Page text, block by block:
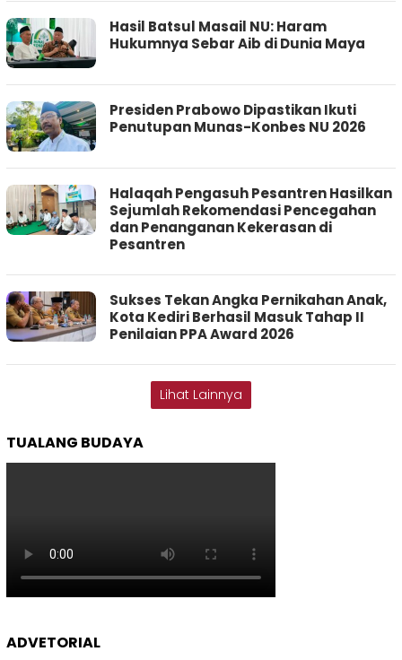
Hasil Batsul Masail NU: Haram
Hukumnya Sebar Aib di Dunia Maya
Presiden Prabowo Dipastikan Ikuti
Penutupan Munas-Konbes NU 2026
Halaqah Pengasuh Pesantren Hasilkan
Sejumlah Rekomendasi Pencegahan
dan Penanganan Kekerasan di
Pesantren
Sukses Tekan Angka Pernikahan Anak,
Kota Kediri Berhasil Masuk Tahap II
Penilaian PPA Award 2026
Lihat Lainnya
TUALANG BUDAYA
ADVETORIAL